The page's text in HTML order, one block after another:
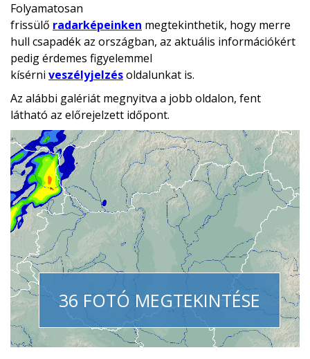
Folyamatosan
frissülő radarképeinken megtekinthetik, hogy merre
hull csapadék az országban, az aktuális információkért
pedig érdemes figyelemmel
kísérni veszélyjelzésoldalunkat is.
Az alábbi galériát megnyitva a jobb oldalon, fent
látható az előrejelzett időpont.
36 FOTÓ MEGTEKINTÉSE